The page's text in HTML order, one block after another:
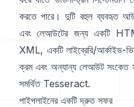
করতে পারে। দুটি বহুল ব্যবহৃত
এবং লেআউটের জন্য একটি
XML, একটি লাইব্রেরি/আর্কাইভ-
ক্রম এবং অন্যান্য লেআউট সংকেত
সমর্থিত Tesseract.
পাইপলাইনের একটি দ্রুত সফর